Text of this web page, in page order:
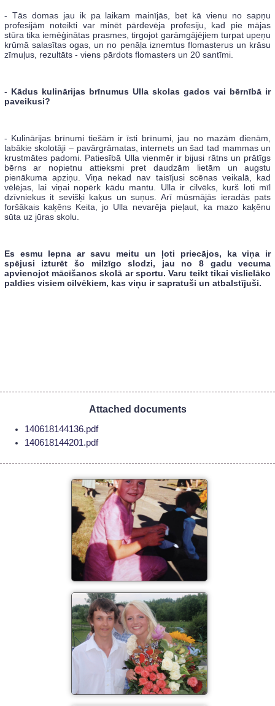
- Tās domas jau ik pa laikam mainījās, bet kā vienu no sapņu
profesijām noteikti var minēt pārdevēja profesiju, kad pie mājas
stūra tika iemēģinātas prasmes, tirgojot garāmgājējiem turpat upeņu
krūmā salasītas ogas, un no penāļa iznemtus flomasterus un krāsu
zīmuļus, rezultāts - viens pārdots flomasters un 20 santīmi.
- Kādus kulinārijas brīnumus Ulla skolas gados vai bērnībā ir
paveikusi?
- Kulinārijas brīnumi tiešām ir īsti brīnumi, jau no mazām dienām,
labākie skolotāji – pavārgrāmatas, internets un šad tad mammas un
krustmātes padomi. Patiesībā Ulla vienmēr ir bijusi rātns un prātīgs
bērns ar nopietnu attieksmi pret daudzām lietām un augstu
pienākuma apziņu. Viņa nekad nav taisījusi scēnas veikalā, kad
vēlējas, lai viņai nopērk kādu mantu. Ulla ir cilvēks, kurš loti mīl
dzīvniekus it sevišķi kaķus un suņus. Arī mūsmājās ieradās pats
foršākais kaķēns Keita, jo Ulla nevarēja pieļaut, ka mazo kaķēnu
sūta uz jūras skolu.
Es esmu lepna ar savu meitu un ļoti priecājos, ka viņa ir
spējusi izturēt šo milzīgo slodzi, jau no 8 gadu vecuma
apvienojot mācīšanos skolā ar sportu. Varu teikt tikai vislielāko
paldies visiem cilvēkiem, kas viņu ir sapratuši un atbalstījuši.
Attached documents
140618144136.pdf
140618144201.pdf